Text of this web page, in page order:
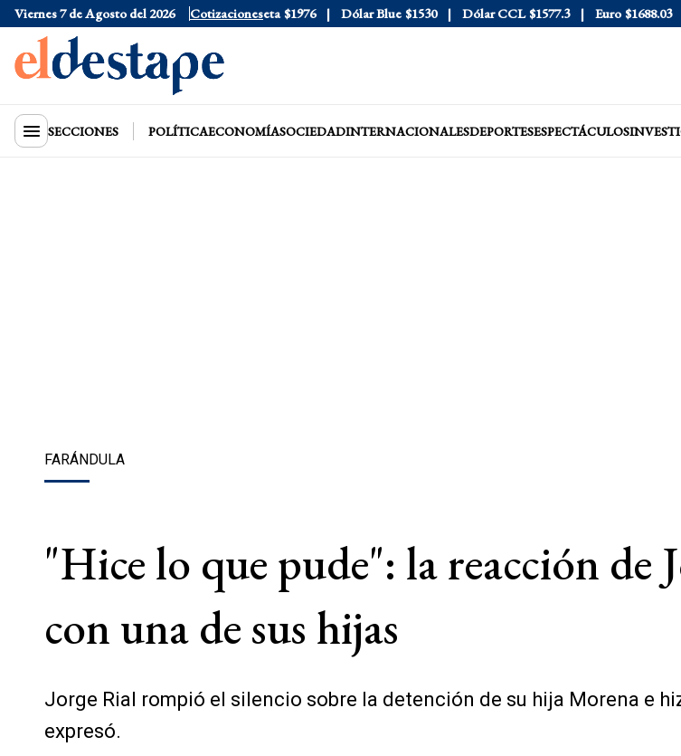
Viernes 7 de Agosto del 2026 Cotizaciones
Dólar Oficial $1520 Dólar Tarjeta $1976 Dólar Blue $1530 Dólar CCL $1577.3 Euro $1688.03
SECCIONES POLÍTICAECONOMÍASOCIEDADINTERNACIONALESDEPORTESESPECTÁCULOS
FARÁNDULA
"Hice lo que pude": la reacción de
con una de sus hijas
Jorge Rial rompió el silencio sobre la detención de su hija Morena e
expresó.